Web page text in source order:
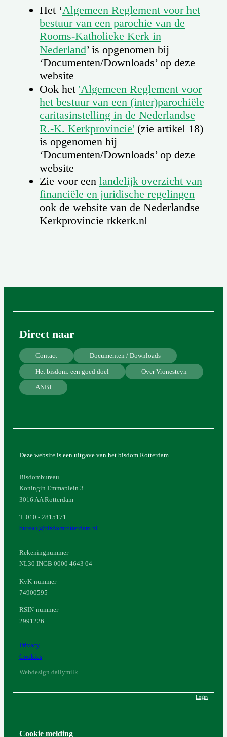
Het ‘Algemeen Reglement voor het
bestuur van een parochie van de
Rooms-Katholieke Kerk in
Nederland’ is opgenomen bij
‘Documenten/Downloads’ op deze
website
Ook het 'Algemeen Reglement voor
het bestuur van een (inter)parochiële
caritasinstelling in de Nederlandse
R.-K. Kerkprovincie' (zie artikel 18)
is opgenomen bij
‘Documenten/Downloads’ op deze
website
Zie voor een landelijk overzicht van
financiële en juridische regelingen
ook de website van de Nederlandse
Kerkprovincie rkkerk.nl
Direct naar
Contact Documenten / Downloads
Het bisdom: een goed doel Over Vronesteyn
ANBI
Deze website is een uitgave van het bisdom Rotterdam
Bisdombureau
Koningin Emmaplein 3
3016 AA Rotterdam
T. 010 - 2815171
bureau@bisdomrotterdam.nl
Rekeningnummer
NL30 INGB 0000 4643 04
KvK-nummer
74900595
RSIN-nummer
2991226
Privacy
Cookies
Webdesign dailymilk
Login
Cookie melding